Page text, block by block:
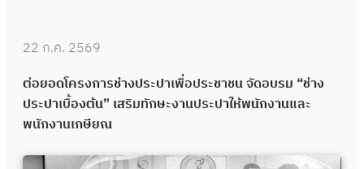
22 ก.ค. 2569
ต่อยอดโครงการช่างประปาเพื่อประชาชน จัดอบรม “ช่าง
ประปาเบื้องต้น” เสริมทักษะงานประปาให้พนักงานและ
พนักงานเกษียณ